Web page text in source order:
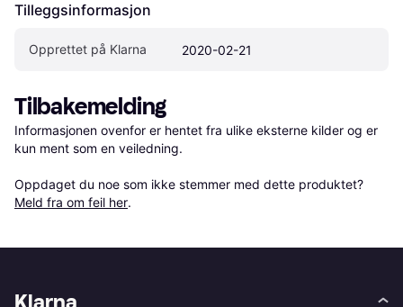
Tilleggsinformasjon
Opprettet på Klarna 2020-02-21
Tilbakemelding
Informasjonen ovenfor er hentet fra ulike eksterne kilder og er
kun ment som en veiledning.
Oppdaget du noe som ikke stemmer med dette produktet?
Meld fra om feil her.